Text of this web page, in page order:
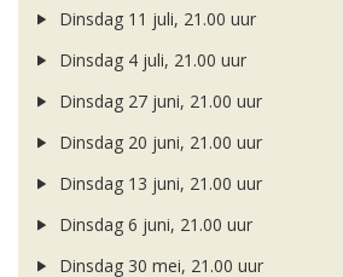
Dinsdag 11 juli, 21.00 uur
Dinsdag 4 juli, 21.00 uur
Dinsdag 27 juni, 21.00 uur
Dinsdag 20 juni, 21.00 uur
Dinsdag 13 juni, 21.00 uur
Dinsdag 6 juni, 21.00 uur
Dinsdag 30 mei, 21.00 uur